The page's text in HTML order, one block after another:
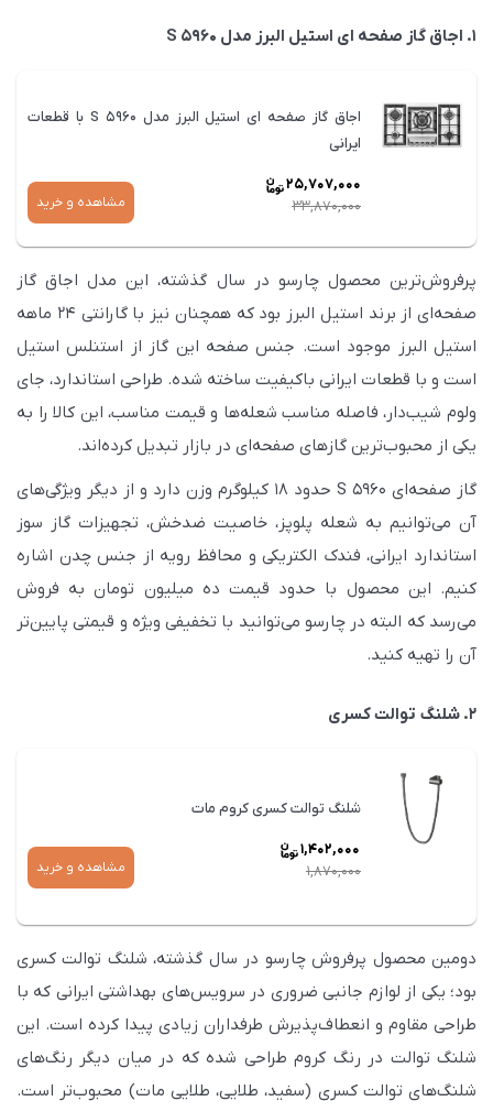
1. اجاق گاز صفحه ای استیل البرز مدل S 5960
اجاق گاز صفحه ای استیل البرز مدل S 5960 با قطعات
ایرانی
33,870,000
25,707,000
25,707,000
مشاهده و خرید
پرفروش‌ترین محصول چارسو در سال گذشته، این مدل اجاق گاز
صفحه‌ای از برند استیل البرز بود که همچنان نیز با گارانتی 24 ماهه
استیل البرز موجود است. جنس صفحه این گاز از استنلس استیل
است و با قطعات ایرانی باکیفیت ساخته شده. طراحی استاندارد، جای
ولوم شیب‌دار، فاصله مناسب شعله‌ها و قیمت مناسب، این کالا را به
یکی از محبوب‌ترین گازهای صفحه‌ای در بازار تبدیل کرده‌اند.
گاز صفحه‌ای S 5960 حدود 18 کیلوگرم وزن دارد و از دیگر ویژگی‌های
آن می‌توانیم به شعله پلوپز، خاصیت ضدخش، تجهیزات گاز سوز
استاندارد ایرانی، فندک الکتریکی و محافظ رویه از جنس چدن اشاره
کنیم. این محصول با حدود قیمت ده میلیون تومان به فروش
می‌رسد که البته در چارسو می‌توانید با تخفیفی ویژه و قیمتی پایین‌تر
آن را تهیه کنید.
2. شلنگ توالت کسری
شلنگ توالت کسری کروم مات
1,870,000
1,402,000
1,402,000
است.
مشاهده و خرید
دومین محصول پرفروش چارسو در سال گذشته، شلنگ توالت کسری
بود؛ یکی از لوازم جانبی ضروری در سرویس‌های بهداشتی ایرانی که با
طراحی مقاوم و انعطاف‌پذیرش طرفداران زیادی پیدا کرده است. این
شلنگ توالت در رنگ کروم طراحی شده که در میان دیگر رنگ‌های
شلنگ‌های توالت کسری (سفید، طلایی، طلایی مات) محبوب‌تر است.